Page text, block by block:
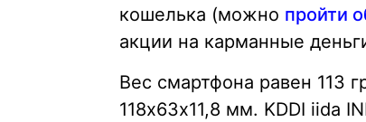
кошелька (можно пройти
акции на карманные
Вес смартфона равен 113
118х63х11,8 мм. KDDI iida